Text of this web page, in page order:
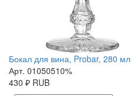
Бокал для вина, Probar, 280 мл
Арт. 01050510%
430 ₽ RUB